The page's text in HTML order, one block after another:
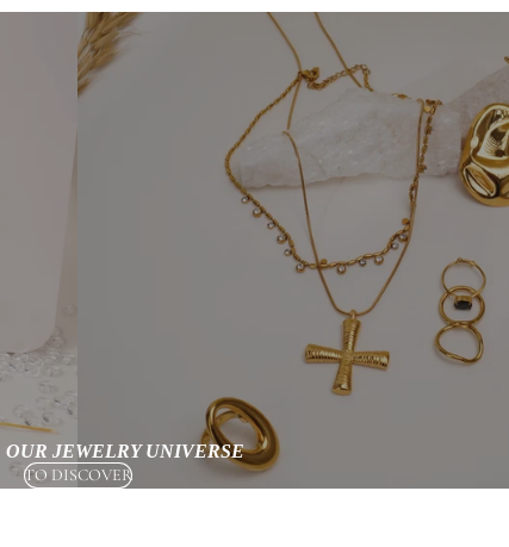
OUR JEWELRY UNIVERSE
TO DISCOVER